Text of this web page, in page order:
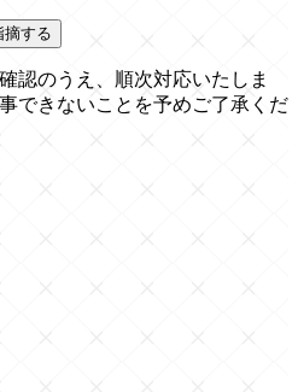
摘する
認のうえ、順次対応いたしま
できないことを予めご了承くだ